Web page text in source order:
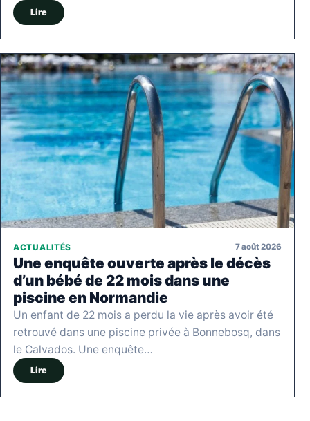
Lire
ACTUALITÉS 7 août 2026
Une enquête ouverte après le décès
d’un bébé de 22 mois dans une
piscine en Normandie
Un enfant de 22 mois a perdu la vie après avoir été
retrouvé dans une piscine privée à Bonnebosq, dans
le Calvados. Une enquête…
Lire